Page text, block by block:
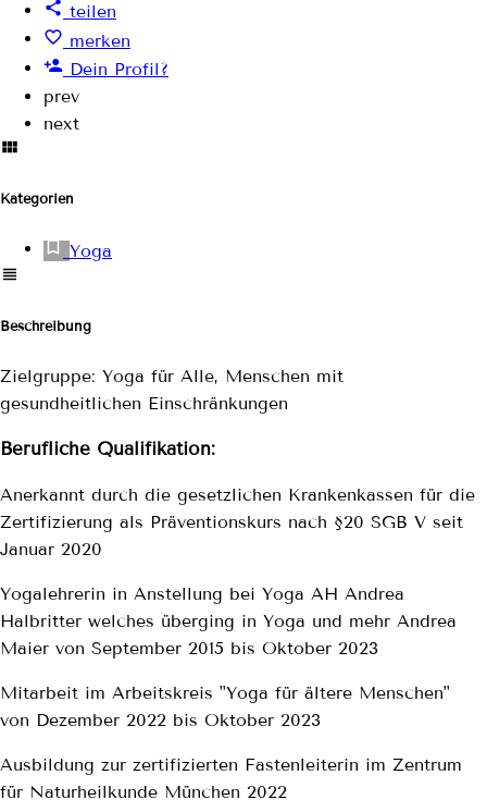
teilen
merken
Dein Profil?
prev
next
Kategorien
Yoga
Beschreibung
Zielgruppe: Yoga für Alle, Menschen mit
gesundheitlichen Einschränkungen
Berufliche Qualifikation:
Anerkannt durch die gesetzlichen Krankenkassen für die
Zertifizierung als Präventionskurs nach §20 SGB V seit
Januar 2020
Yogalehrerin in Anstellung bei Yoga AH Andrea
Halbritter welches überging in Yoga und mehr Andrea
Maier von September 2015 bis Oktober 2023
Mitarbeit im Arbeitskreis "Yoga für ältere Menschen"
von Dezember 2022 bis Oktober 2023
Ausbildung zur zertifizierten Fastenleiterin im Zentrum
für Naturheilkunde München 2022